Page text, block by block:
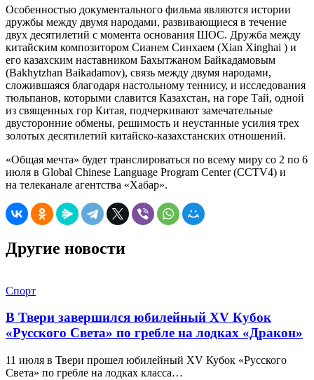
Особенностью документального фильма являются истории
дружбы между двумя народами, развивающиеся в течение
двух десятилетий с момента основания ШОС. Дружба между
китайским композитором Сианем Синхаем (Xian Xinghai ) и
его казахским наставником Бахытжаном Байкадамовым
(Bakhytzhan Baikadamov), связь между двумя народами,
сложившаяся благодаря настольному теннису, и исследования
тюльпанов, которыми славится Казахстан, на горе Тай, одной
из священных гор Китая, подчеркивают замечательные
двусторонние обмены, решимость и неустанные усилия трех
золотых десятилетий китайско-казахстанских отношений.
«Общая мечта» будет транслироваться по всему миру со 2 по 6
июля в Global Chinese Language Program Center (CCTV4) и
на телеканале агентства «Хабар».
Другие новости
Спорт
В Твери завершился юбилейный XV Кубок
«Русского Света» по гребле на лодках «Дракон»
11 июля в Твери прошел юбилейный XV Кубок «Русского
Света» по гребле на лодках класса…